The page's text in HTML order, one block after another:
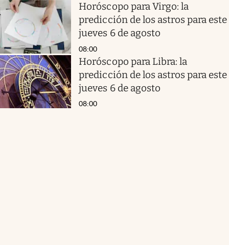
Horóscopo para Virgo: la
predicción de los astros para este
jueves 6 de agosto
08:00
Horóscopo para Libra: la
predicción de los astros para este
jueves 6 de agosto
08:00